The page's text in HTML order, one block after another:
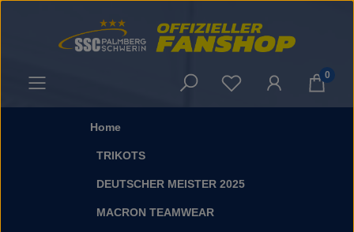
Zum Hauptinhalt springen
Du hast 0 0
Home
TRIKOTS
DEUTSCHER MEISTER 2025
MACRON TEAMWEAR